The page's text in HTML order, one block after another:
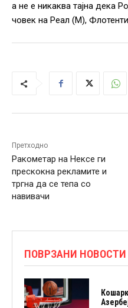
а не е никаква тајна дека
човек на Реал (М),
Претходно
Ракометар на Нексе ги
прескокна рекламите и
тргна да се тепа со
навивачи
ПОВРЗАНИ НОВОСТИ